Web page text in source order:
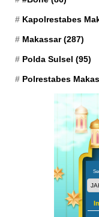
Kapolrestabes
Makassar(287)
Polda Sulsel (95)
Polrestabes